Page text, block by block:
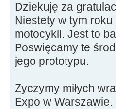
Dziekuję za
Niestety w tym
motocykli. Jest to
Poswięcamy te
jego prototypu.
Zyczymy miłych
Expo w Warszawie.